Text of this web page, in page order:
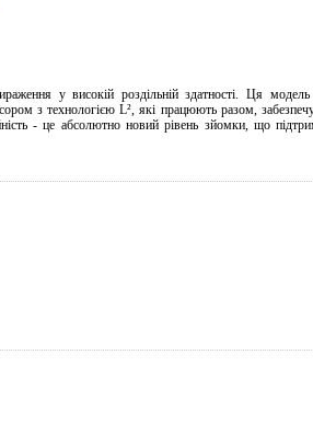
у високій роздільній здатності. Ця
з технологією L², які працюють разом,
- це абсолютно новий рівень зйомки, що